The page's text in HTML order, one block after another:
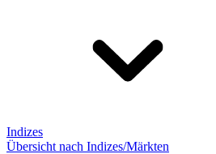
Indizes
Übersicht nach Indizes/Märkten